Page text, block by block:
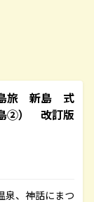
旅 新島 式
②） 改訂版
泉、神話にまつ